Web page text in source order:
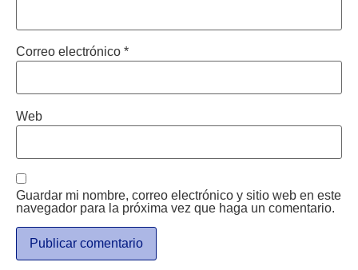
Correo electrónico *
Web
Guardar mi nombre, correo electrónico y sitio web en este
navegador para la próxima vez que haga un comentario.